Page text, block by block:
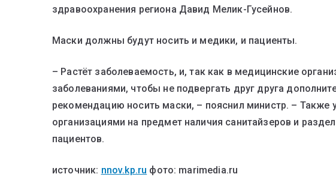
здравоохранения региона Давид Мелик-Гусейнов.
Маски должны будут носить и медики, и пациенты.
– Растёт заболеваемость, и, так как в медицинские
заболеваниями, чтобы не подвергать друг друга
рекомендацию носить маски, – пояснил министр. – Также
организациями на предмет наличия санитайзеров и
пациентов.
источник: nnov.kp.ru фото: marimedia.ru